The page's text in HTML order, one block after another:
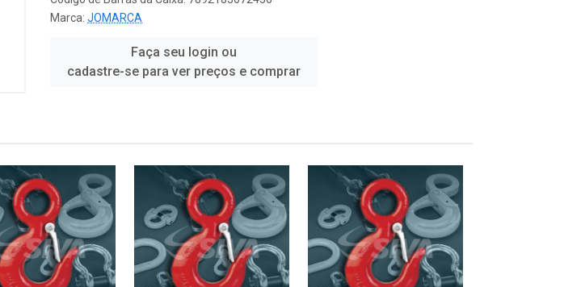
Marca: JOMARCA
Faça seu login ou
cadastre-se para ver preços e comprar